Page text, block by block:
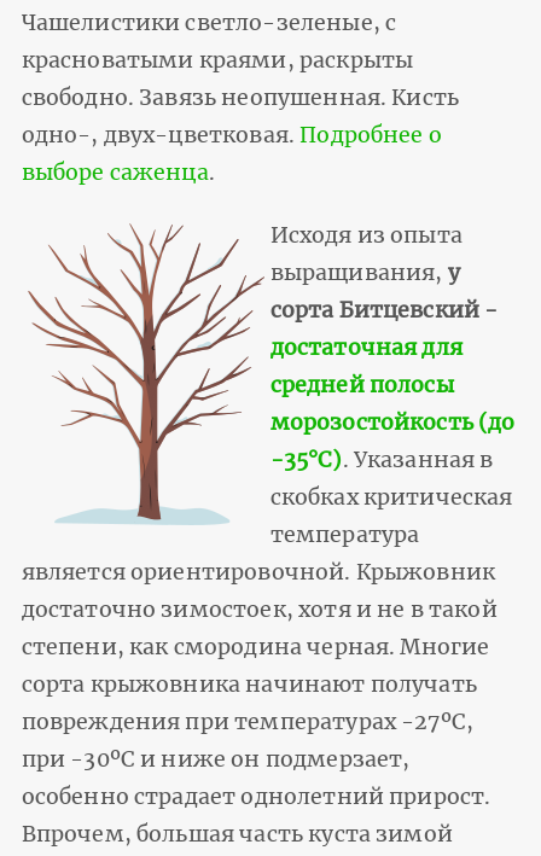
Чашелистики светло-зеленые, с
красноватыми краями, раскрыты
свободно. Завязь неопушенная. Кисть
одно-, двух-цветковая.Подробнее о
выборе саженца.
Исходя из опыта
выращивания, у
сорта Битцевский -
достаточная для
средней полосы
морозостойкость (до
-35°С). Указанная в
скобках критическая
температура
является ориентировочной. Крыжовник
достаточно зимостоек, хотя и не в такой
степени, как смородина черная. Многие
сорта крыжовника начинают получать
повреждения при температурах -27ºС,
при -30ºС и ниже он подмерзает,
особенно страдает однолетний прирост.
Впрочем, большая часть куста зимой